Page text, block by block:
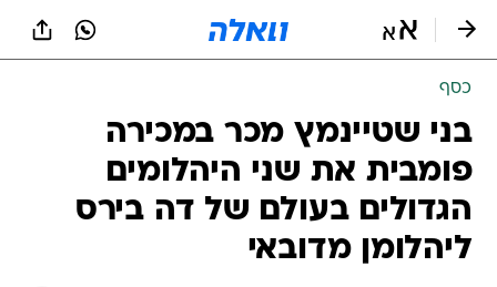
כסף
בני שטיינמץ מכר במכירה
פומבית את שני היהלומים
הגדולים בעולם של דה בירס
ליהלומן מדובאי